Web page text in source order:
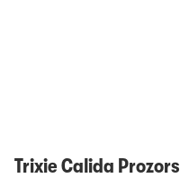
Trixie Calida